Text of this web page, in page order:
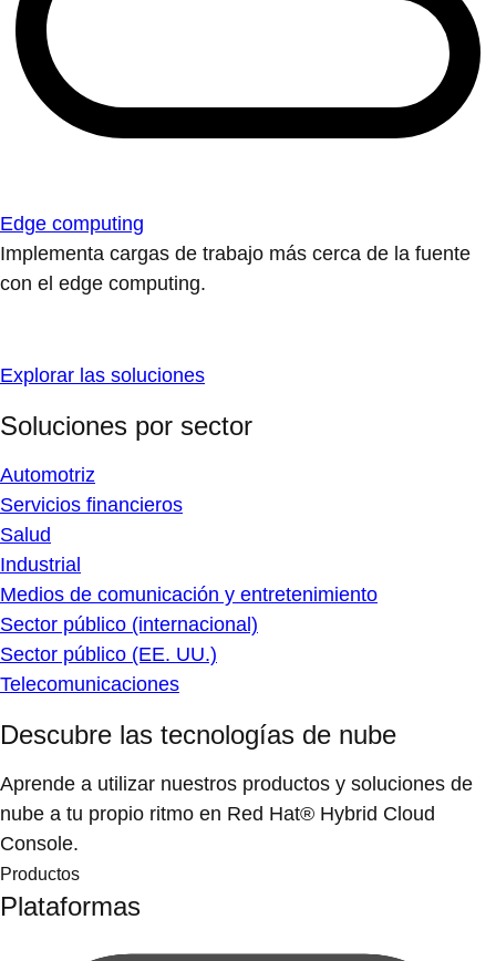
Edge computing
Implementa cargas de trabajo más cerca de la fuente
con el edge computing.
Explorar las soluciones
Soluciones por sector
Automotriz
Servicios financieros
Salud
Industrial
Medios de comunicación y entretenimiento
Sector público (internacional)
Sector público (EE. UU.)
Telecomunicaciones
Descubre las tecnologías de nube
Aprende a utilizar nuestros productos y soluciones de
nube a tu propio ritmo en Red Hat® Hybrid Cloud
Console.
Productos
Plataformas